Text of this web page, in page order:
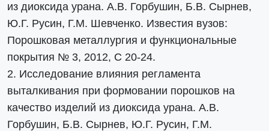
из диоксида урана. А.В. Горбушин, Б.В. Сырнев,
Ю.Г. Русин, Г.М. Шевченко. Известия вузов:
Порошковая металлургия и функциональные
покрытия № 3, 2012, С 20-24.
2. Исследование влияния регламента
выталкивания при формовании порошков на
качество изделий из диоксида урана. А.В.
Горбушин, Б.В. Сырнев, Ю.Г. Русин, Г.М.